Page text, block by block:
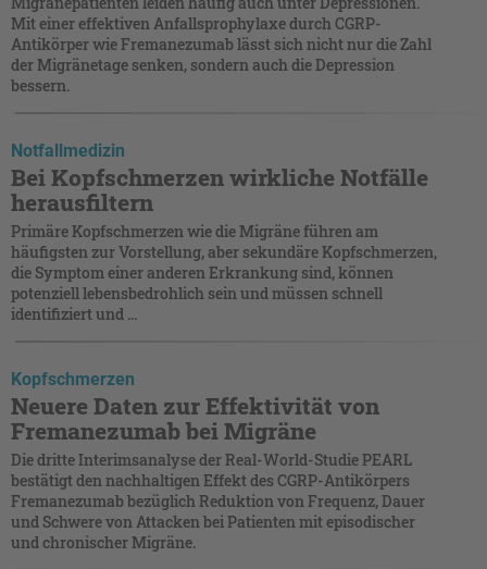
Mit einer effektiven Anfallsprophylaxe durch CGRP-
Antikörper wie Fremanezumab lässt sich nicht nur die Zahl
der Migränetage senken, sondern auch die Depression
bessern.
Notfallmedizin
Bei Kopfschmerzen wirkliche Notfälle
herausfiltern
Primäre Kopfschmerzen wie die Migräne führen am
häufigsten zur Vorstellung, aber sekundäre Kopfschmerzen,
die Symptom einer anderen Erkrankung sind, können
potenziell lebensbedrohlich sein und müssen schnell
identifiziert und ...
Kopfschmerzen
Neuere Daten zur Effektivität von
Fremanezumab bei Migräne
Die dritte Interimsanalyse der Real-World-Studie PEARL
bestätigt den nachhaltigen Effekt des CGRP-Antikörpers
Fremanezumab bezüglich Reduktion von Frequenz, Dauer
und Schwere von Attacken bei Patienten mit episodischer
und chronischer Migräne.